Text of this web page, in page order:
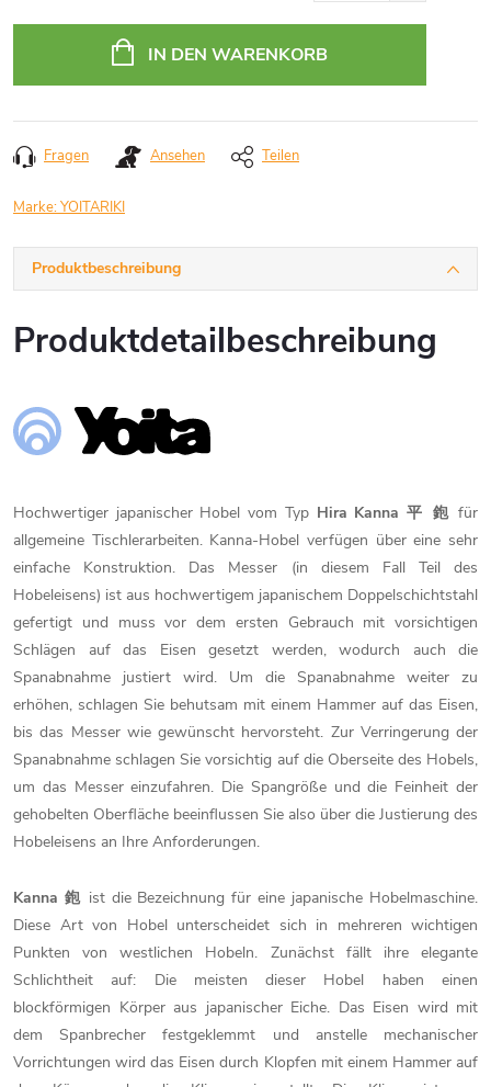
IN DEN WARENKORB
Fragen Ansehen Teilen
Marke:YOITARIKI
Produktbeschreibung
Produktdetailbeschreibung
Hochwertiger japanischer Hobel vom Typ Hira Kanna 平 鉋 für
allgemeine Tischlerarbeiten. Kanna-Hobel verfügen über eine sehr
einfache Konstruktion. Das Messer (in diesem Fall Teil des
Hobeleisens) ist aus hochwertigem japanischem Doppelschichtstahl
gefertigt und muss vor dem ersten Gebrauch mit vorsichtigen
Schlägen auf das Eisen gesetzt werden, wodurch auch die
Spanabnahme justiert wird. Um die Spanabnahme weiter zu
erhöhen, schlagen Sie behutsam mit einem Hammer auf das Eisen,
bis das Messer wie gewünscht hervorsteht. Zur Verringerung der
Spanabnahme schlagen Sie vorsichtig auf die Oberseite des Hobels,
um das Messer einzufahren. Die Spangröße und die Feinheit der
gehobelten Oberfläche beeinflussen Sie also über die Justierung des
Hobeleisens an Ihre Anforderungen.
Kanna 鉋 ist die Bezeichnung für eine japanische Hobelmaschine.
Diese Art von Hobel unterscheidet sich in mehreren wichtigen
Punkten von westlichen Hobeln. Zunächst fällt ihre elegante
Schlichtheit auf: Die meisten dieser Hobel haben einen
blockförmigen Körper aus japanischer Eiche. Das Eisen wird mit
dem Spanbrecher festgeklemmt und anstelle mechanischer
Vorrichtungen wird das Eisen durch Klopfen mit einem Hammer auf